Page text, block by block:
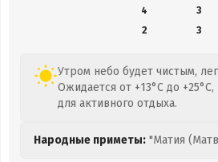
4
3
2
3
Утром небо будет чистым,
Ожидается от +13°C до
для активного отдыха.
Народные приметы: "Матия